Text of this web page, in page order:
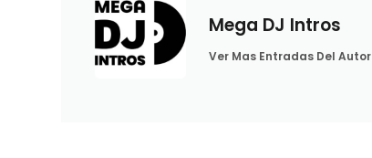
Mega DJ Intros
Ver Mas Entradas Del Autor